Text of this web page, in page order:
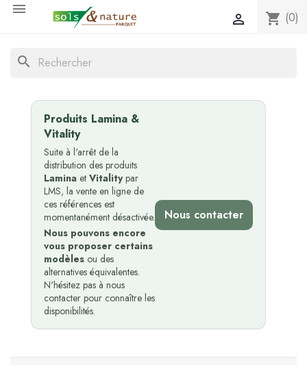

shopping_cart (0)

search
Produits Lamina &
Vitality
Suite à l'arrêt de la
distribution des produits
Lamina et Vitalitypar
LMS, la vente en ligne de
ces références est
momentanément désactivée.
Nous pouvons encore
vous proposer certains
modèles ou des
alternatives équivalentes.
N'hésitez pas à nous
contacter pour connaître les
disponibilités.
Nous contacter